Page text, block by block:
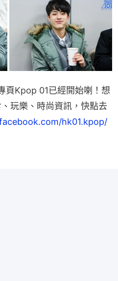
頁Kpop 01已經開始喇！想
玩樂、時尚資訊，快點去
hk01.kpop/